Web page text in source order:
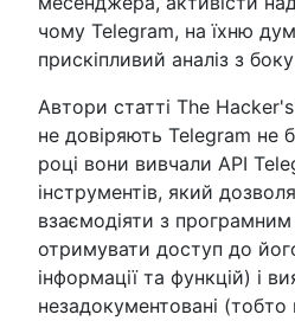
чому Telegram, на їхню
прискіпливий аналіз з
Автори статті The
не довіряють Telegram не
році вони вивчали API
інструментів, який
взаємодіяти з
отримувати доступ до
інформації та функцій) і
незадокументовані (тобто